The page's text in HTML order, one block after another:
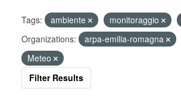
Tags: ambiente monitoraggio
Organizations:
arpa-emilia-romagna
Meteo
Filter Results